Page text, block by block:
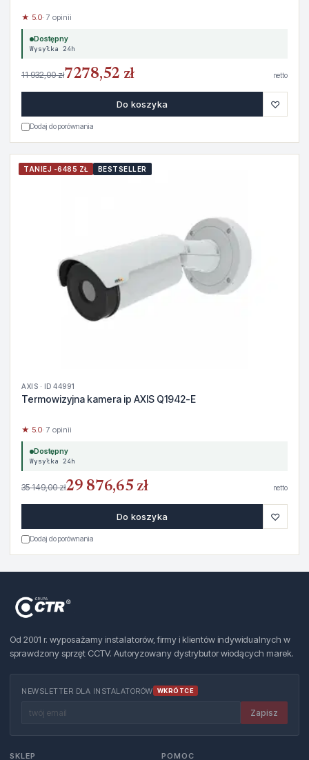
★ 5.0· 7 opinii
Dostępny
Wysyłka 24h
11 932,00 zł7278,52 zł netto
Do koszyka ♡
Dodaj do porównania
TANIEJ -6485 ZŁ BESTSELLER
AXIS · ID 44991
Termowizyjna kamera ip AXIS Q1942-E
★ 5.0· 7 opinii
Dostępny
Wysyłka 24h
35 149,00 zł29 876,65 zł netto
Do koszyka ♡
Dodaj do porównania
Od 2001 r. wyposażamy instalatorów, firmy i klientów indywidualnych w
sprawdzony sprzęt CCTV. Autoryzowany dystrybutor wiodących marek.
NEWSLETTER DLA INSTALATORÓW WKRÓTCE
Zapisz
SKLEP POMOC